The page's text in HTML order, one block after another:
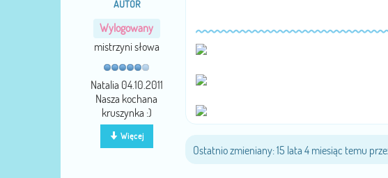
AUTOR
Wylogowany
mistrzyni słowa
Natalia 04.10.2011
Nasza kochana
kruszynka :)
Więcej
Ostatnio zmieniany: 15 lata 4 miesiąc temu